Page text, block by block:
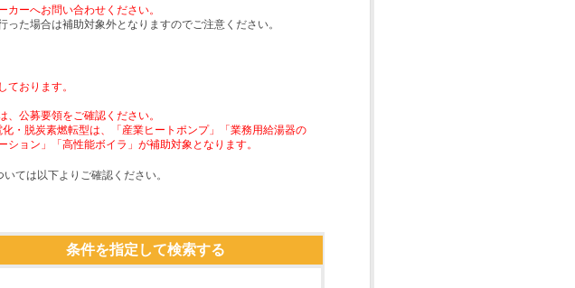
ーへお問い合わせください。
た場合は補助対象外となりますのでご注意ください。
おります。
公募要領をご確認ください。
・脱炭素燃転型は、「産業ヒートポンプ」「業務用給湯器の
ョン」「高性能ボイラ」が補助対象となります。
ては以下よりご確認ください。
条件を指定して検索する